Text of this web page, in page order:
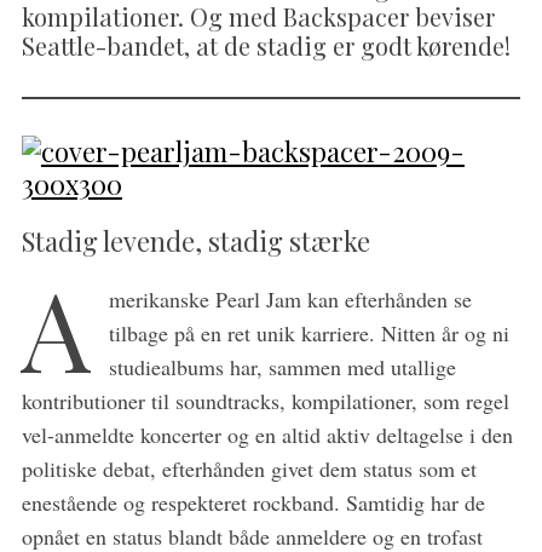
kompilationer. Og med Backspacer beviser
Seattle-bandet, at de stadig er godt kørende!
Stadig levende, stadig stærke
A
merikanske Pearl Jam kan efterhånden se
tilbage på en ret unik karriere. Nitten år og ni
studiealbums har, sammen med utallige
kontributioner til soundtracks, kompilationer, som regel
vel-anmeldte koncerter og en altid aktiv deltagelse i den
politiske debat, efterhånden givet dem status som et
enestående og respekteret rockband. Samtidig har de
opnået en status blandt både anmeldere og en trofast